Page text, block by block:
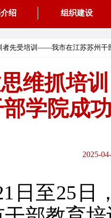
绍 组织建设
者先受培训——我市在江苏苏州干
维抓培
学院成
2025-
日至25日